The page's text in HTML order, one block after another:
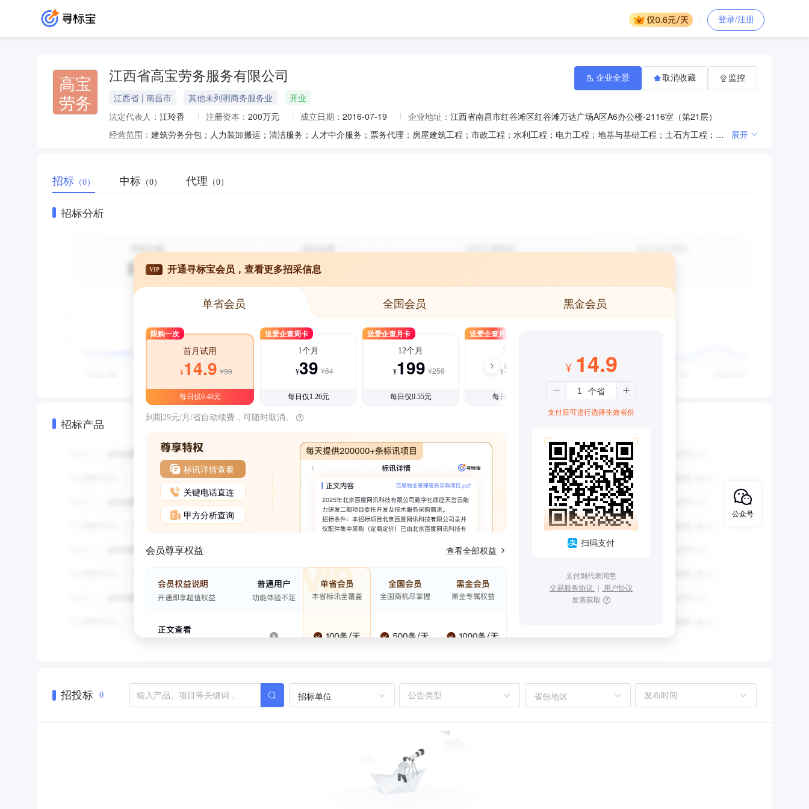
登录/注册
高宝
劳务
江西省高宝劳务服务有限公司
江西省 | 南昌市 其他未列明商务服务业
开业
法定代表人： 江玲香 注册资本： 200万元 成立日期： 2016-07-19 企业地址： 江西省南昌市红谷滩区红谷滩万达广场A区A6办公楼-2116室（第21层）
经营范围：
建筑劳务分包；人力装卸搬运；清洁服务；人才中介服务；票务代理；房屋建筑工程；市政工程；水利工程；电力工程；地基与基础工程；土石方工程；房屋拆除工程；园林绿化工程；钢结构工程；建筑装饰工程；环保工程；建筑安装工程；机械设备、机电设备、电力设备的安装、维修；水电安装；管道疏通服务；企业管理咨询（依法须经批准的项目,经相关部门批准后方可开展经营活动）*** 展开
企业全景 取消收藏 监控
招标 （0） 中标 （0） 代理 （0）
招标分析
招标产品
VIP 开通寻标宝会员，查看更多招采信息
单省会员 全国会员 黑金会员
限购一次
首月试用
¥14.9 ¥39
每日仅0.48元
送爱企查周卡
1个月
¥39 ¥64
每日仅1.26元
送爱企查月卡
12个月
¥199 ¥258
每日仅0.55元
送爱企查月卡
3个月
¥99
每日仅1.08元
到期29元/月/省自动续费，可随时取消。
标讯详情查看
关键电话直连
甲方分析查询
会员尊享权益 查看全部权益
¥ 14.9
支付后可进行选择生效省份
扫码支付
支付则代表同意
交易服务协议 ｜ 用户协议
发票获取
招投标 0 招标单位 省份地区
公众号